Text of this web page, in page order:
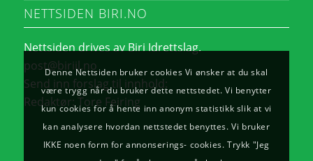
NETTSIDEN BIRI.NO
Nettsiden drives av Biri Idrettslag.
post@biriil.no
Send inn forslag til innhold:
Redaktør:Tore Feiring
Denne Nettsiden bruker cookies Vi ønsker at du skal
være trygg når du bruker dette nettstedet. Vi benytter
kun cookies for å hente inn anonym statistikk slik at vi
kan analysere hvordan nettstedet benyttes. Vi bruker
IKKE noen form for annonserings- cookies. Trykk "Jeg